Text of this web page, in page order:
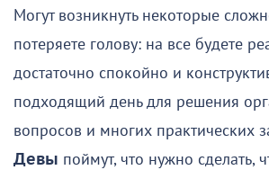
Могут возникнуть некоторые
потеряете голову: на все будете
достаточно спокойно и
подходящий день для решения
вопросов и многих практических
Девы поймут, что нужно сделать,